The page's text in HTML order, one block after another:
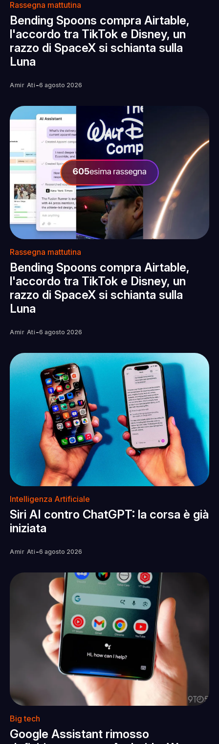
Rassegna mattutina
Bending Spoons compra Airtable,
l'accordo tra TikTok e Disney, un
razzo di SpaceX si schianta sulla
Luna
Amir Ati -6 agosto 2026
Rassegna mattutina
Bending Spoons compra Airtable,
l'accordo tra TikTok e Disney, un
razzo di SpaceX si schianta sulla
Luna
Amir Ati -6 agosto 2026
Intelligenza Artificiale
Siri AI contro ChatGPT: la corsa è già
iniziata
Amir Ati -6 agosto 2026
Big tech
Google Assistant rimosso